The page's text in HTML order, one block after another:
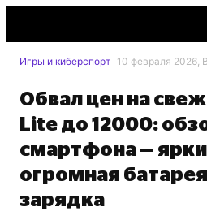
Игры и киберспорт 10 февраля 2026,
Обвал цен на
Lite до 12000:
смартфона —
огромная
зарядка